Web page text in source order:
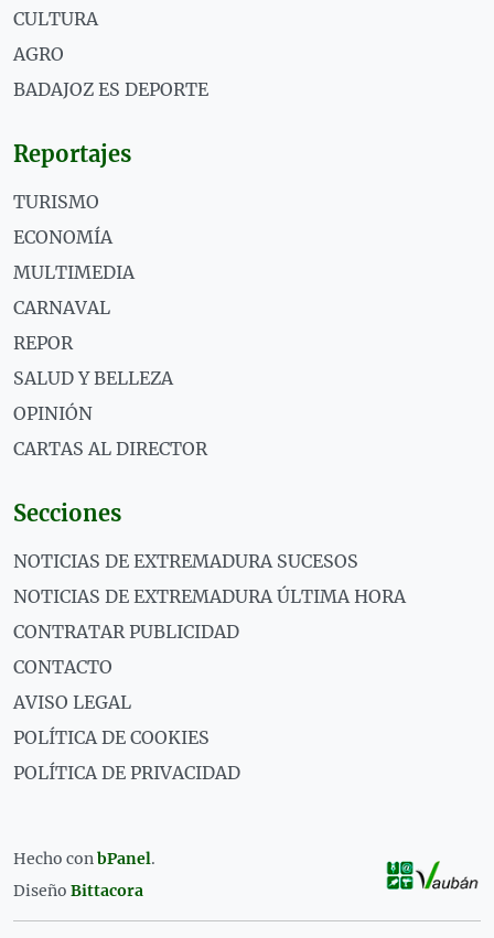
CULTURA
AGRO
BADAJOZ ES DEPORTE
Reportajes
TURISMO
ECONOMÍA
MULTIMEDIA
CARNAVAL
REPOR
SALUD Y BELLEZA
OPINIÓN
CARTAS AL DIRECTOR
Secciones
NOTICIAS DE EXTREMADURA SUCESOS
NOTICIAS DE EXTREMADURA ÚLTIMA HORA
CONTRATAR PUBLICIDAD
CONTACTO
AVISO LEGAL
POLÍTICA DE COOKIES
POLÍTICA DE PRIVACIDAD
Hecho conbPanel.
Diseño Bittacora